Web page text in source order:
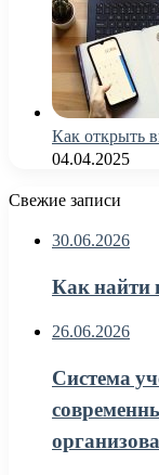
Как открыть
04.04.2025
Свежие записи
30.06.2026
Как найти
26.06.2026
Система